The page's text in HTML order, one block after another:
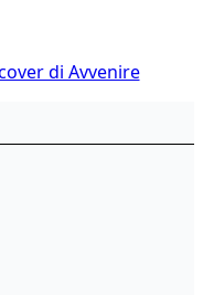
di Avvenire